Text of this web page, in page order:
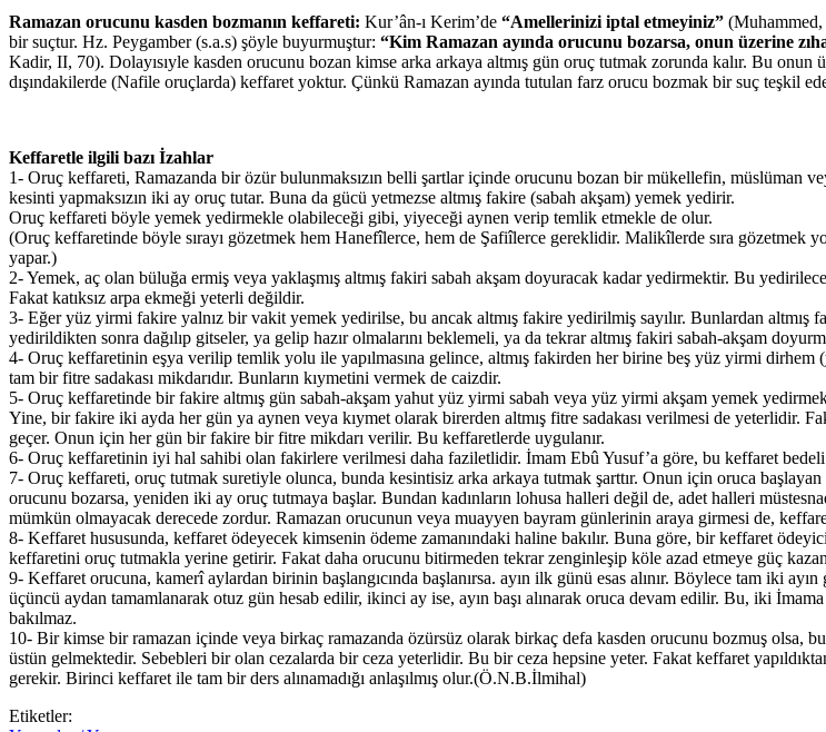
Ramazan orucunu kasden bozmanın keffareti: Kur’ân-ı Kerim’de “Amellerinizi iptal etmeyiniz”
bir suçtur. Hz. Peygamber (s.a.s) şöyle buyurmuştur: “Kim Ramazan ayında orucunu bozarsa, onun üzerine
Kadir, II, 70). Dolayısıyle kasden orucunu bozan kimse arka arkaya altmış gün oruç tutmak zorunda kalır. Bu
dışındakilerde (Nafile oruçlarda) keffaret yoktur. Çünkü Ramazan ayında tutulan farz orucu bozmak bir suç teşkil
Keffaretle ilgili bazı İzahlar
1- Oruç keffareti, Ramazanda bir özür bulunmaksızın belli şartlar içinde orucunu bozan bir mükellefin, müslüman
kesinti yapmaksızın iki ay oruç tutar. Buna da gücü yetmezse altmış fakire (sabah akşam) yemek yedirir.
Oruç keffareti böyle yemek yedirmekle olabileceği gibi, yiyeceği aynen verip temlik etmekle de olur.
(Oruç keffaretinde böyle sırayı gözetmek hem Hanefîlerce, hem de Şafiîlerce gereklidir. Malikîlerde sıra gözetmek
yapar.)
2- Yemek, aç olan büluğa ermiş veya yaklaşmış altmış fakiri sabah akşam doyuracak kadar yedirmektir. Bu
Fakat katıksız arpa ekmeği yeterli değildir.
3- Eğer yüz yirmi fakire yalnız bir vakit yemek yedirilse, bu ancak altmış fakire yedirilmiş sayılır. Bunlardan
yedirildikten sonra dağılıp gitseler, ya gelip hazır olmalarını beklemeli, ya da tekrar altmış fakiri sabah-akşam
4- Oruç keffaretinin eşya verilip temlik yolu ile yapılmasına gelince, altmış fakirden her birine beş yüz yirmi
tam bir fitre sadakası mikdarıdır. Bunların kıymetini vermek de caizdir.
5- Oruç keffaretinde bir fakire altmış gün sabah-akşam yahut yüz yirmi sabah veya yüz yirmi akşam yemek
Yine, bir fakire iki ayda her gün ya aynen veya kıymet olarak birerden altmış fitre sadakası verilmesi de yeterlidir.
geçer. Onun için her gün bir fakire bir fitre mikdarı verilir. Bu keffaretlerde uygulanır.
6- Oruç keffaretinin iyi hal sahibi olan fakirlere verilmesi daha faziletlidir. İmam Ebû Yusuf’a göre, bu keffaret
7- Oruç keffareti, oruç tutmak suretiyle olunca, bunda kesintisiz arka arkaya tutmak şarttır. Onun için oruca
orucunu bozarsa, yeniden iki ay oruç tutmaya başlar. Bundan kadınların lohusa halleri değil de, adet halleri
mümkün olmayacak derecede zordur. Ramazan orucunun veya muayyen bayram günlerinin araya girmesi de,
8- Keffaret hususunda, keffaret ödeyecek kimsenin ödeme zamanındaki haline bakılır. Buna göre, bir keffaret
keffaretini oruç tutmakla yerine getirir. Fakat daha orucunu bitirmeden tekrar zenginleşip köle azad etmeye güç
9- Keffaret orucuna, kamerî aylardan birinin başlangıcında başlanırsa. ayın ilk günü esas alınır. Böylece tam iki
üçüncü aydan tamamlanarak otuz gün hesab edilir, ikinci ay ise, ayın başı alınarak oruca devam edilir. Bu, iki
bakılmaz.
10- Bir kimse bir ramazan içinde veya birkaç ramazanda özürsüz olarak birkaç defa kasden orucunu bozmuş olsa,
üstün gelmektedir. Sebebleri bir olan cezalarda bir ceza yeterlidir. Bu bir ceza hepsine yeter. Fakat keffaret
gerekir. Birinci keffaret ile tam bir ders alınamadığı anlaşılmış olur.(Ö.N.B.İlmihal)
Etiketler: